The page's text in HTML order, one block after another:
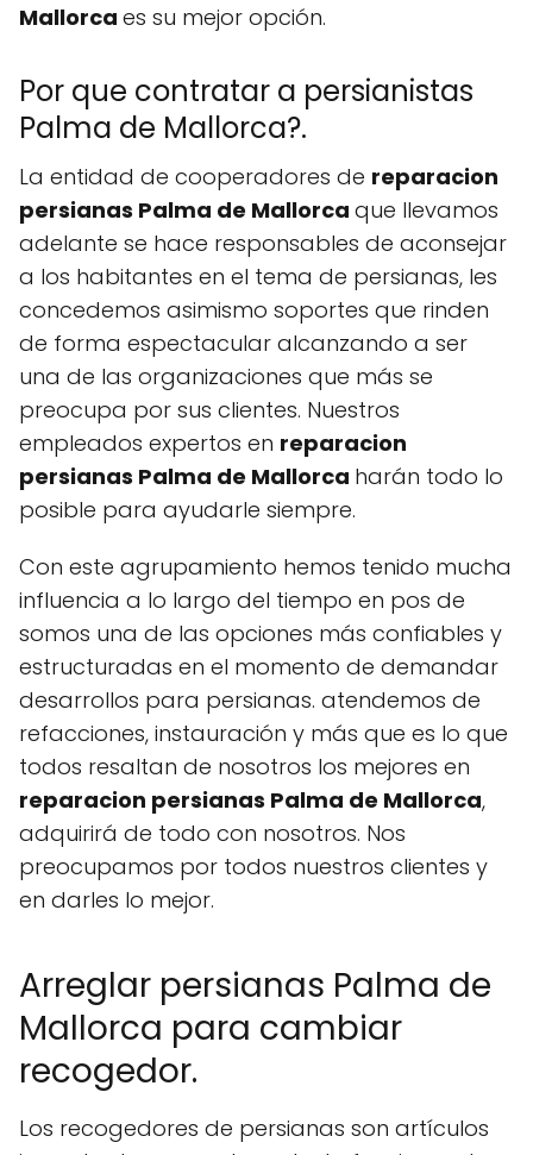
Mallorca es su mejor opción.
Por que contratar a persianistas
Palma de Mallorca?.
La entidad de cooperadores de reparacion
persianas Palma de Mallorca que llevamos
adelante se hace responsables de aconsejar
a los habitantes en el tema de persianas, les
concedemos asimismo soportes que rinden
de forma espectacular alcanzando a ser
una de las organizaciones que más se
preocupa por sus clientes. Nuestros
empleados expertos en reparacion
persianas Palma de Mallorca harán todo lo
posible para ayudarle siempre.
Con este agrupamiento hemos tenido mucha
influencia a lo largo del tiempo en pos de
somos una de las opciones más confiables y
estructuradas en el momento de demandar
desarrollos para persianas. atendemos de
refacciones, instauración y más que es lo que
todos resaltan de nosotros los mejores en
reparacion persianas Palma de Mallorca,
adquirirá de todo con nosotros. Nos
preocupamos por todos nuestros clientes y
en darles lo mejor.
Arreglar persianas Palma de
Mallorca para cambiar
recogedor.
Los recogedores de persianas son artículos